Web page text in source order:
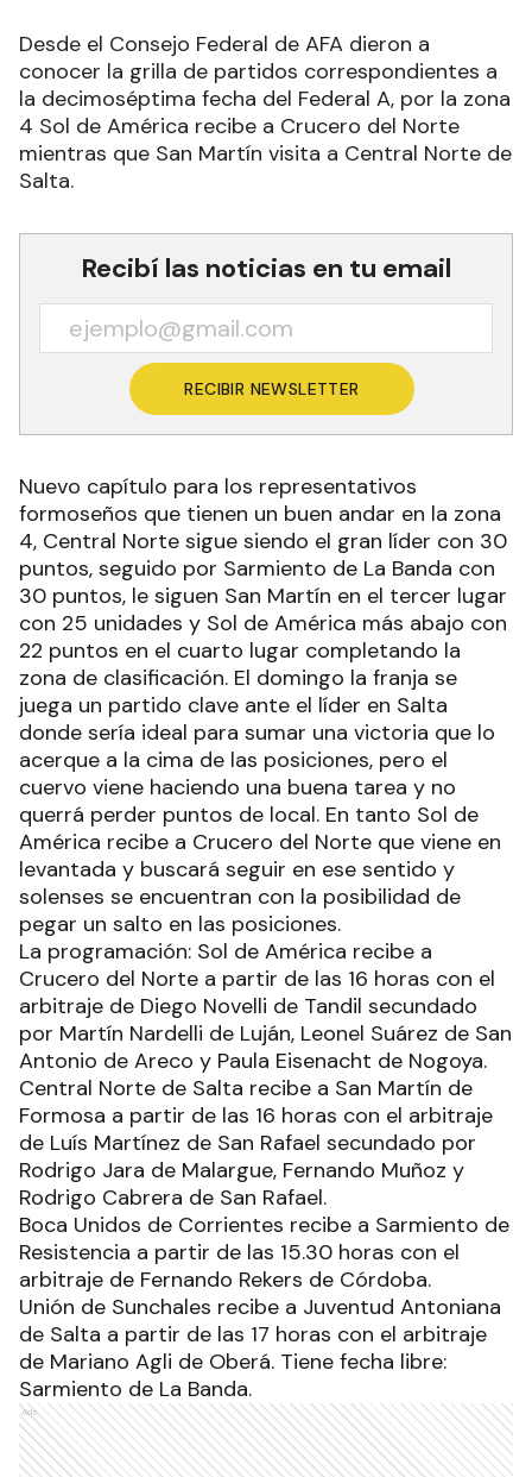
Desde el Consejo Federal de AFA dieron a
conocer la grilla de partidos correspondientes a
la decimoséptima fecha del Federal A, por la zona
4 Sol de América recibe a Crucero del Norte
mientras que San Martín visita a Central Norte de
Salta.
Recibí las noticias en tu email
RECIBIR NEWSLETTER
Nuevo capítulo para los representativos
formoseños que tienen un buen andar en la zona
4, Central Norte sigue siendo el gran líder con 30
puntos, seguido por Sarmiento de La Banda con
30 puntos, le siguen San Martín en el tercer lugar
con 25 unidades y Sol de América más abajo con
22 puntos en el cuarto lugar completando la
zona de clasificación. El domingo la franja se
juega un partido clave ante el líder en Salta
donde sería ideal para sumar una victoria que lo
acerque a la cima de las posiciones, pero el
cuervo viene haciendo una buena tarea y no
querrá perder puntos de local. En tanto Sol de
América recibe a Crucero del Norte que viene en
levantada y buscará seguir en ese sentido y
solenses se encuentran con la posibilidad de
pegar un salto en las posiciones.
La programación: Sol de América recibe a
Crucero del Norte a partir de las 16 horas con el
arbitraje de Diego Novelli de Tandil secundado
por Martín Nardelli de Luján, Leonel Suárez de San
Antonio de Areco y Paula Eisenacht de Nogoya.
Central Norte de Salta recibe a San Martín de
Formosa a partir de las 16 horas con el arbitraje
de Luís Martínez de San Rafael secundado por
Rodrigo Jara de Malargue, Fernando Muñoz y
Rodrigo Cabrera de San Rafael.
Boca Unidos de Corrientes recibe a Sarmiento de
Resistencia a partir de las 15.30 horas con el
arbitraje de Fernando Rekers de Córdoba.
Unión de Sunchales recibe a Juventud Antoniana
de Salta a partir de las 17 horas con el arbitraje
de Mariano Agli de Oberá. Tiene fecha libre:
Sarmiento de La Banda.
Ads